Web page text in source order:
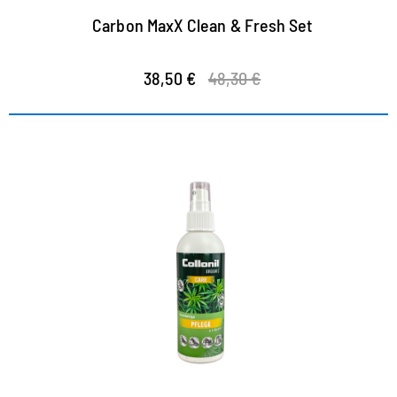
Carbon MaxX Clean & Fresh Set
38,50 € 48,30 €
Pflege mit wertvollem Hanföl
optimale Pflege für Glatt- und Rauleder sowie alle alle
Synthetik und High Tech Materialien
versorgt das Material mit wertvoller Feuchtigkeit
zur problemlosen Anwendung in geschlossenen